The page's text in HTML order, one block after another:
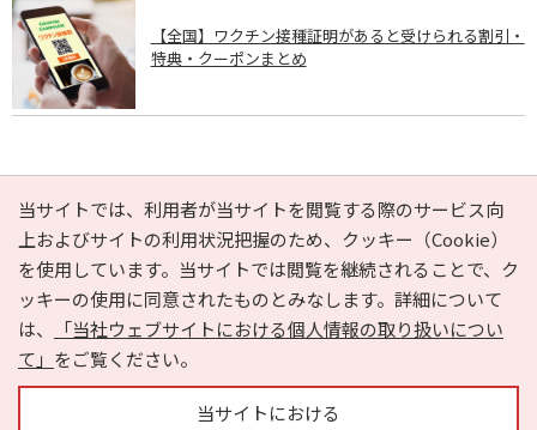
【全国】ワクチン接種証明があると受けられる割引・
特典・クーポンまとめ
PAGE TOP
当サイトでは、利用者が当サイトを閲覧する際のサービス向
上およびサイトの利用状況把握のため、クッキー（Cookie）
を使用しています。当サイトでは閲覧を継続されることで、ク
ッキーの使用に同意されたものとみなします。詳細について
は、
「当社ウェブサイトにおける個人情報の取り扱いについ
て」 をご覧ください。
当サイトにおける
e-NAVITA（イーナビタ）とは？ お気に入り
ヘルプ
利用規約
個人情報の取り扱いについて
運営会社
サイトマップ
広告掲載に関するお問い合わせ